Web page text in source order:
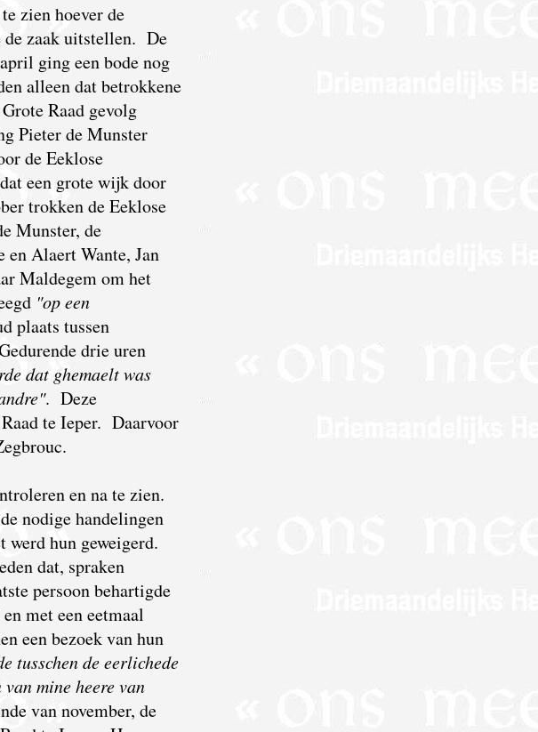
zien hoever de
de zaak uitstellen. De
ging een bode nog
alleen dat betrokkene
Raad gevolg
Pieter de Munster
de Eeklose
een grote wijk door
trokken de Eeklose
Munster, de
en Alaert Wante, Jan
Maldegem om het
"op een
plaats tussen
drie uren
dat ghemaelt was
. Deze
te Ieper. Daarvoor
en na te zien.
nodige handelingen
hun geweigerd.
dat, spraken
persoon behartigde
met een eetmaal
een bezoek van hun
tusschen de eerlichede
mine heere van
van november, de